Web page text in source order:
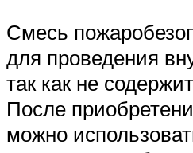
Смесь
для проведения
так как не
После
можно